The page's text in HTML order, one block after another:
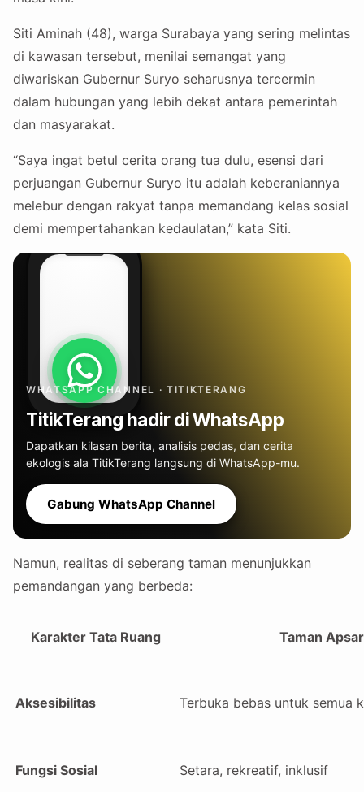
Siti Aminah (48), warga Surabaya yang sering melintas
di kawasan tersebut, menilai semangat yang
diwariskan Gubernur Suryo seharusnya tercermin
dalam hubungan yang lebih dekat antara pemerintah
dan masyarakat.
“Saya ingat betul cerita orang tua dulu, esensi dari
perjuangan Gubernur Suryo itu adalah keberaniannya
melebur dengan rakyat tanpa memandang kelas sosial
demi mempertahankan kedaulatan,” kata Siti.
WHATSAPP CHANNEL · TITIKTERANG
TitikTerang hadir di WhatsApp
Dapatkan kilasan berita, analisis pedas, dan cerita
ekologis ala TitikTerang langsung di WhatsApp-mu.
Gabung WhatsApp Channel
Namun, realitas di seberang taman menunjukkan
pemandangan yang berbeda:
Karakter Tata Ruang Taman
Aksesibilitas Terbuka bebas untuk semua
Fungsi Sosial Setara, rekreatif, inklusif